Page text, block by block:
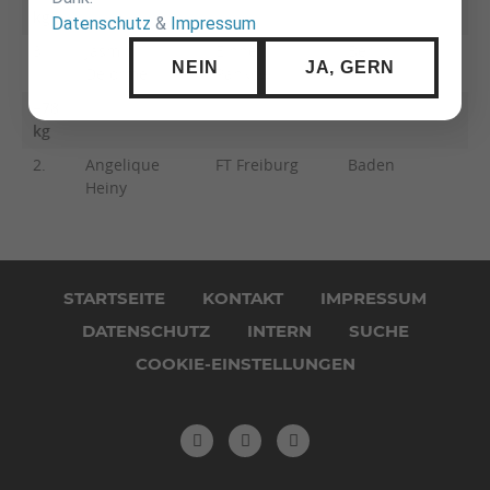
Pankow
kg
2.
Angelique
Heiny
FT Freiburg Baden
überspringen
STARTSEITE KONTAKT
IMPRESSUM
DATENSCHUTZ
INTERN
SUCHE
COOKIE-EINSTELLUNGEN
Datenschutz & Impressum
NEIN JA, GERN